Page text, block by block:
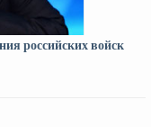
российских войск